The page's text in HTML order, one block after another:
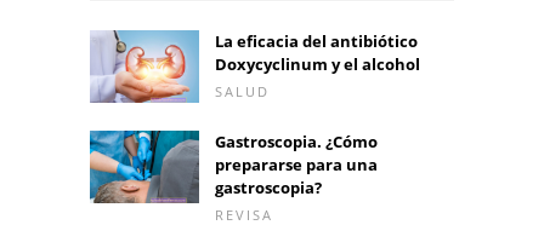
La eficacia del antibiótico
Doxycyclinum y el alcohol
SALUD
Gastroscopia. ¿Cómo
prepararse para una
gastroscopia?
REVISA